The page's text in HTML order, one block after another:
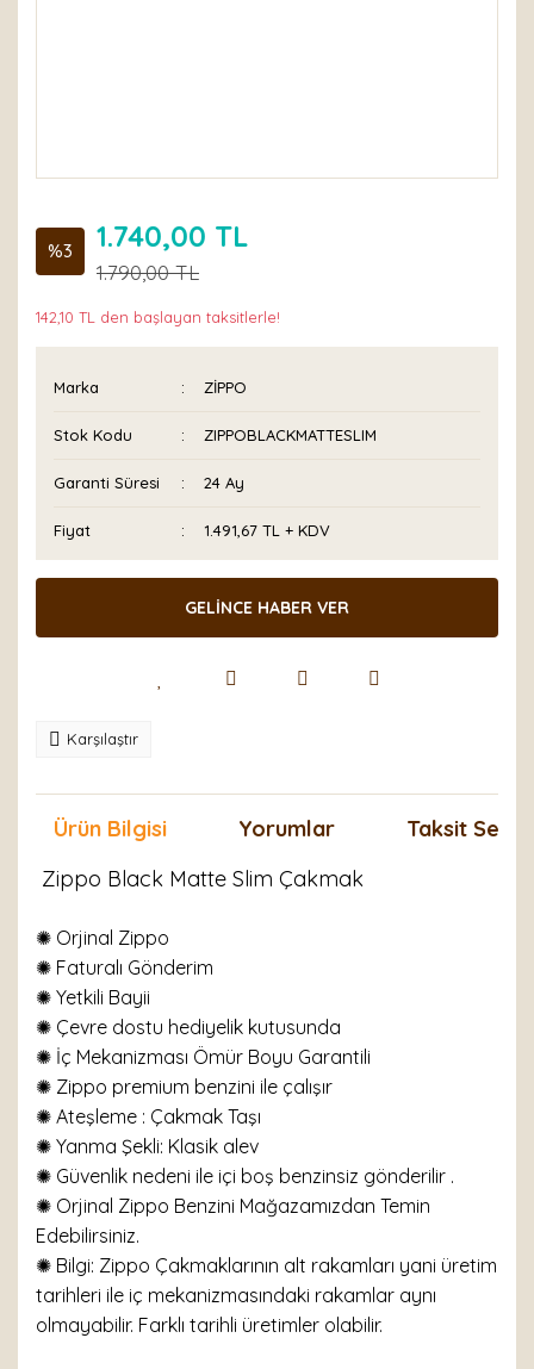
%3 1.740,00 TL
1.790,00 TL
142,10 TL den başlayan taksitlerle!
Marka ZİPPO
Stok Kodu ZIPPOBLACKMATTESLIM
Garanti Süresi 24 Ay
Fiyat 1.491,67 TL + KDV
GELİNCE HABER VER
Karşılaştır
Ürün Bilgisi Yorumlar
Taksit
Zippo Black Matte Slim Çakmak
✺ Orjinal Zippo
✺ Faturalı Gönderim
✺ Yetkili Bayii
✺ Çevre dostu hediyelik kutusunda
✺ İç Mekanizması Ömür Boyu Garantili
✺ Zippo premium benzini ile çalışır
✺ Ateşleme : Çakmak Taşı
✺ Yanma Şekli: Klasik alev
✺ Güvenlik nedeni ile içi boş benzinsiz gönderilir .
✺ Orjinal Zippo Benzini Mağazamızdan Temin
Edebilirsiniz.
✺ Bilgi: Zippo Çakmaklarının alt rakamları yani üretim
tarihleri ile iç mekanizmasındaki rakamlar aynı
olmayabilir. Farklı tarihli üretimler olabilir.